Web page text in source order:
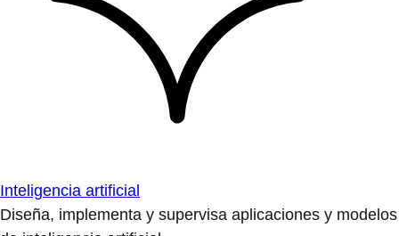
Inteligencia artificial
Diseña, implementa y supervisa aplicaciones y modelos